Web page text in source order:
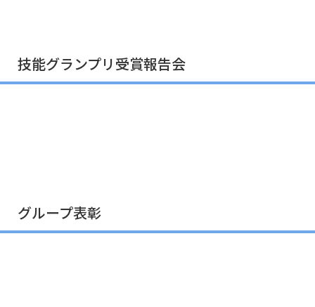
技能グランプリ受賞報告会
グループ表彰